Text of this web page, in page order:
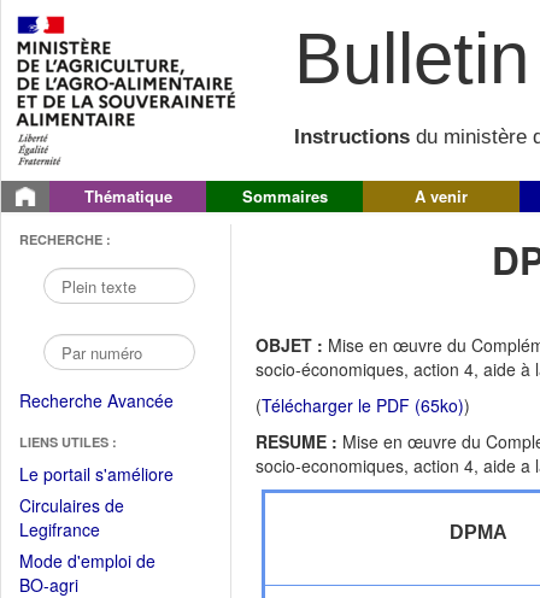
Instructions du ministère
Thématique Sommaires A venir
RECHERCHE :
Recherche Avancée
LIENS UTILES :
Le portail s'améliore(Fichier
Circulaires de
Legifrance(Ouvrir
dans
une
Mode d'emploi de
BO-agri(Ouvrir
OBJET : Mise en œuvre du
socio-économiques, action 4, aide à
(Télécharger le PDF (65ko))
RESUME : Mise en œuvre du
socio-economiques, action 4, aide a
DPMA